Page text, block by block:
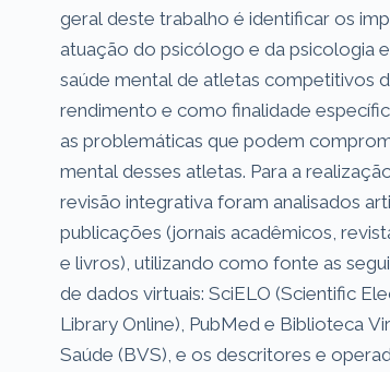
geral deste trabalho é identificar os
atuação do psicólogo e da psicologia
saúde mental de atletas competitivos
rendimento e como finalidade
as problemáticas que podem
mental desses atletas. Para a
revisão integrativa foram analisados
publicações (jornais acadêmicos,
e livros), utilizando como fonte as
de dados virtuais: SciELO (Scientific
Library Online), PubMed e Biblioteca
Saúde (BVS), e os descritores e